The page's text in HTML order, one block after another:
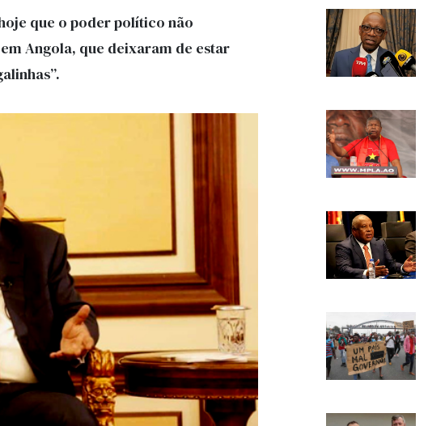
que o poder político não
Angola, que deixaram de estar